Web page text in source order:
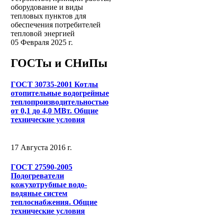
оборудование и виды
тепловых пунктов для
обеспечения потребителей
тепловой энергией
05 Февраля 2025 г.
ГОСТы и СНиПы
ГОСТ 30735-2001 Котлы
отопительные водогрейные
теплопроизводительностью
от 0,1 до 4,0 МВт. Общие
технические условия
17 Августа 2016 г.
ГОСТ 27590-2005
Подогреватели
кожухотрубные водо-
водяные систем
теплоснабжения. Общие
технические условия